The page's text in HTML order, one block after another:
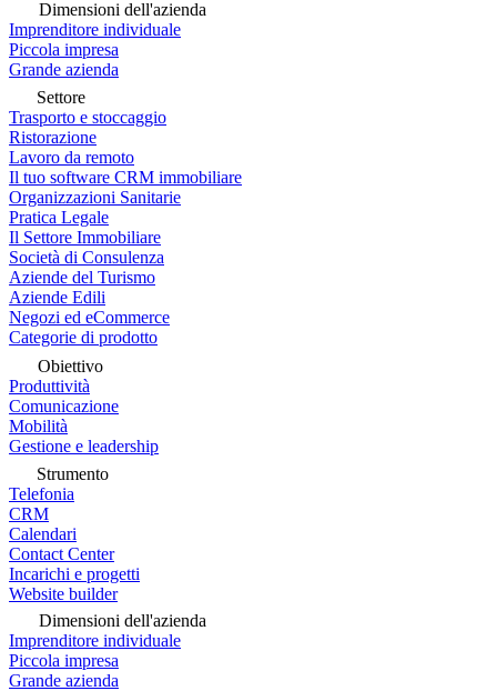
Dimensioni dell'azienda
Imprenditore individuale
Piccola impresa
Grande azienda
Settore
Trasporto e stoccaggio
Ristorazione
Lavoro da remoto
Il tuo software CRM immobiliare
Organizzazioni Sanitarie
Pratica Legale
Il Settore Immobiliare
Società di Consulenza
Aziende del Turismo
Aziende Edili
Negozi ed eCommerce
Categorie di prodotto
Obiettivo
Produttività
Comunicazione
Mobilità
Gestione e leadership
Strumento
Telefonia
CRM
Calendari
Contact Center
Incarichi e progetti
Website builder
Dimensioni dell'azienda
Imprenditore individuale
Piccola impresa
Grande azienda